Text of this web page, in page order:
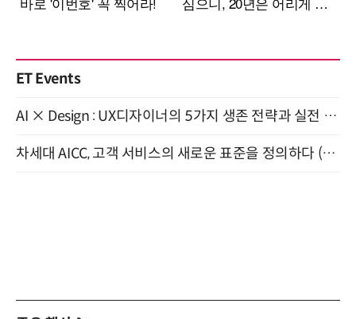
ET Events
AI × Design : UX디자이너의 5가지 생존 전략과 실전 대응 8월 28일 개최
차세대 AICC, 고객 서비스의 새로운 표준을 정의하다 (9/9)